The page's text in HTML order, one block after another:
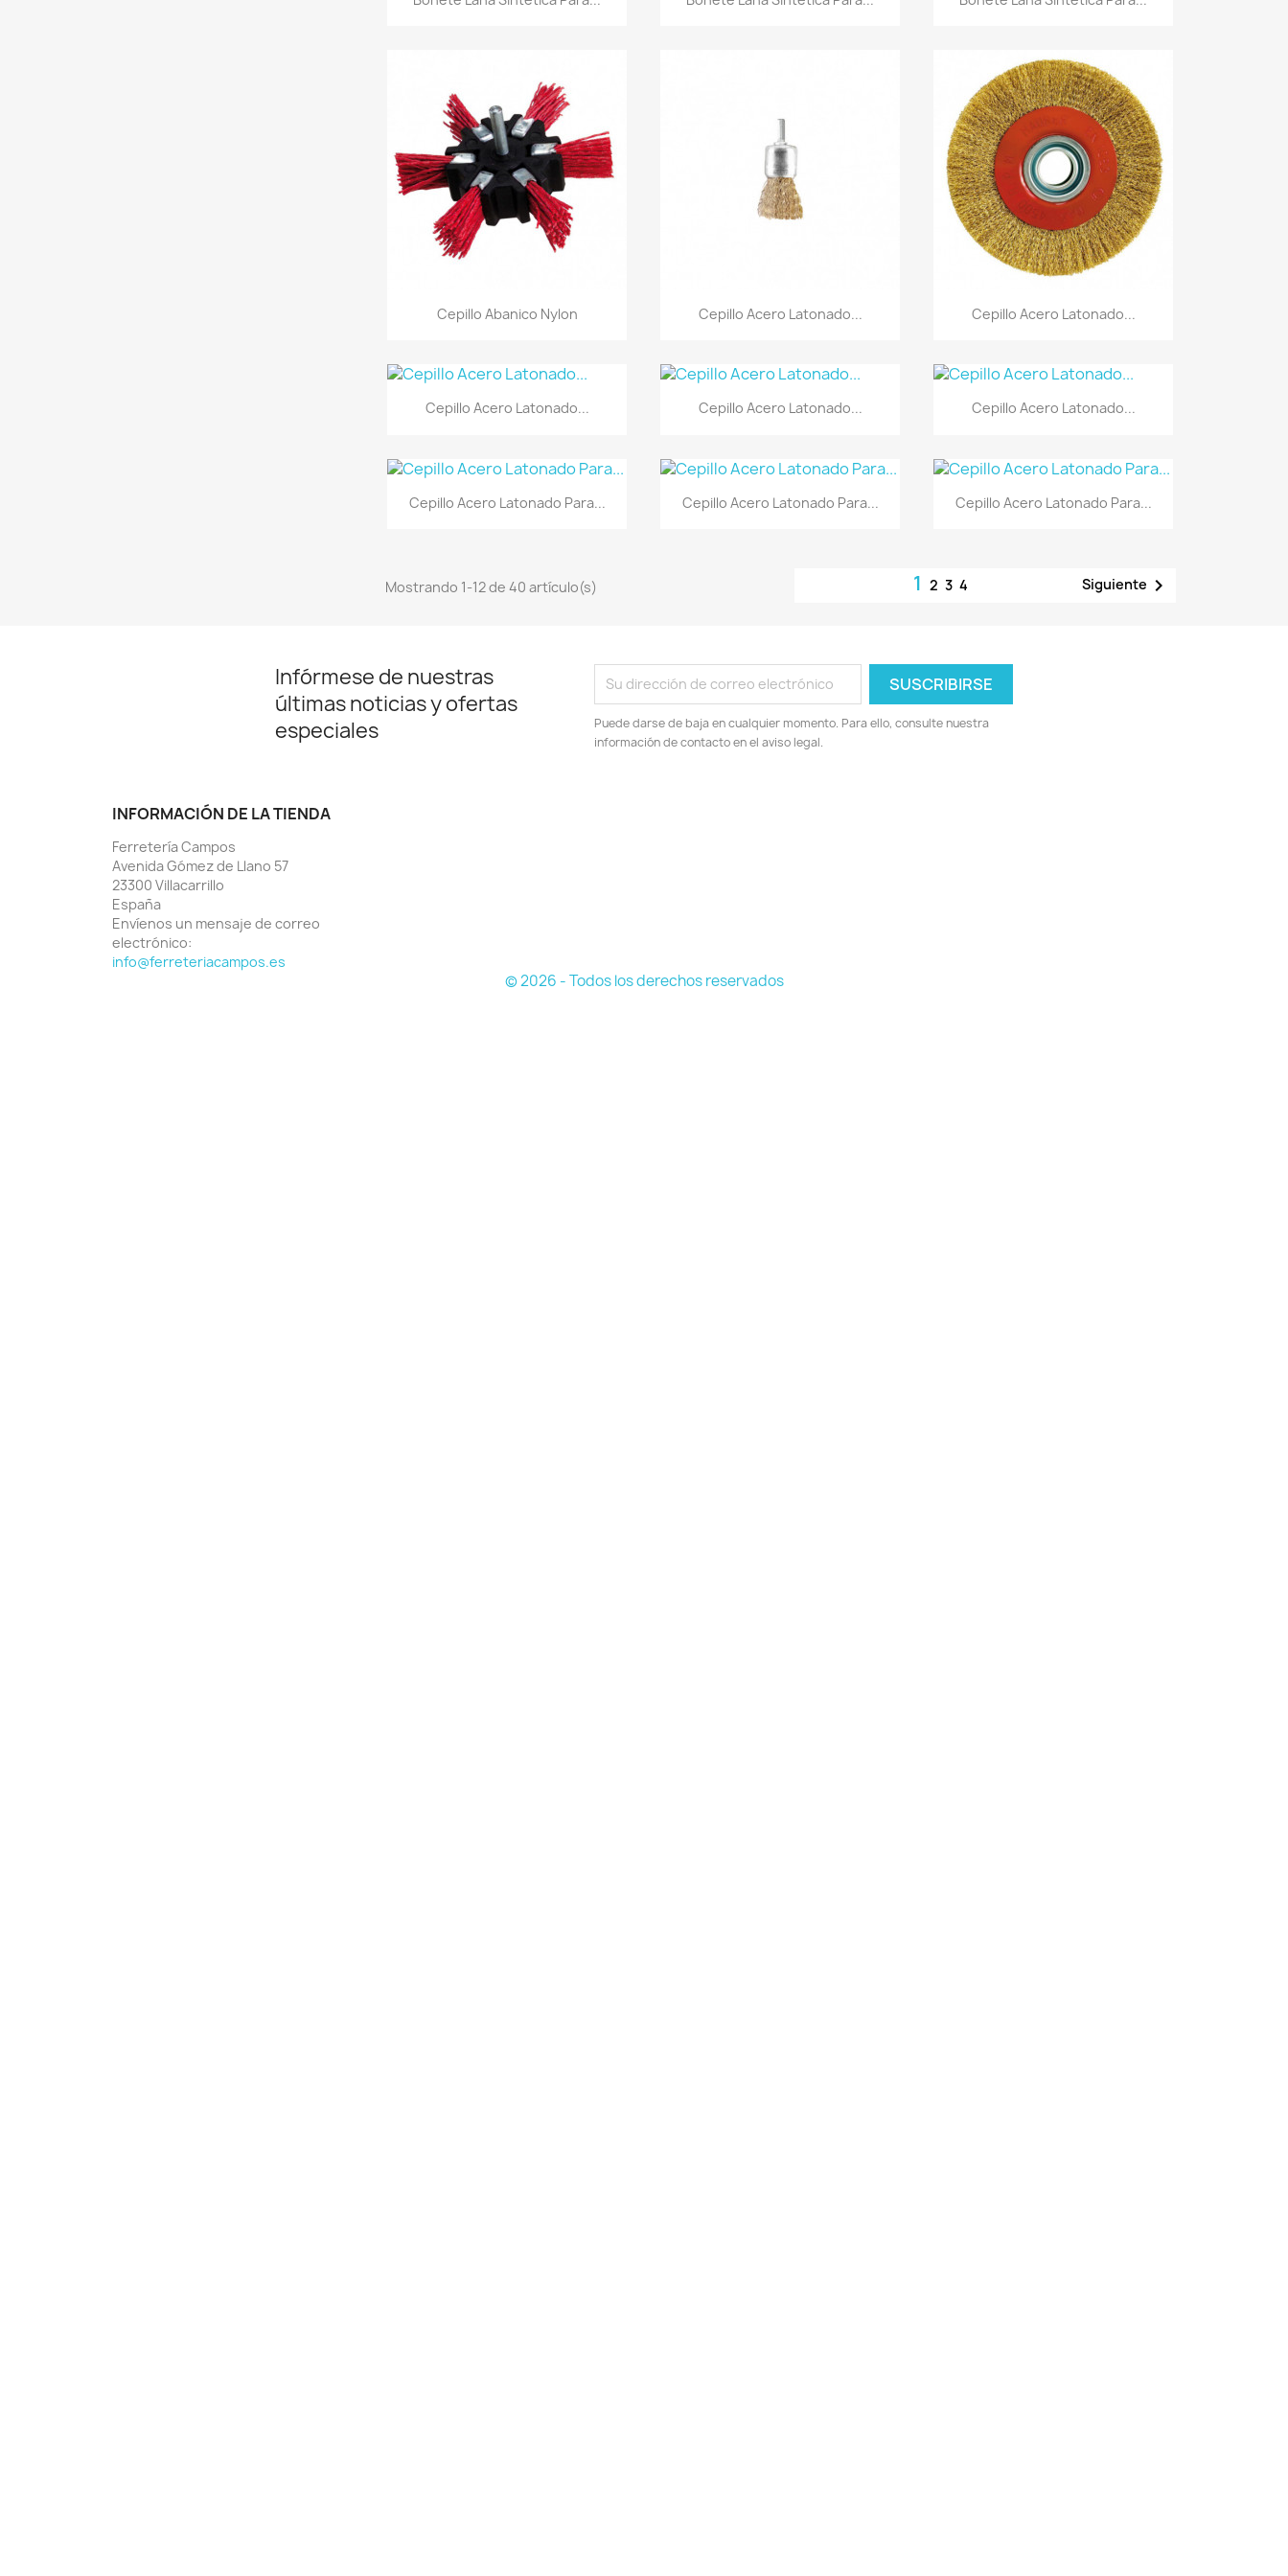
Vista rápida
Cepillo Abanico Nylon  Vista rápida
Cepillo Acero Latonado...  Vista rápida
Cepillo Acero Latonado...
 Vista rápida
Cepillo Acero Latonado...  Vista rápida
Cepillo Acero Latonado...  Vista rápida
Cepillo Acero Latonado...
Vista rápida
Cepillo Acero Latonado Para... Vista rápida
Cepillo Acero Latonado Para... Vista rápida
Cepillo Acero Latonado Para...
Mostrando 1-12 de 40 artículo(s) 1 2 3 4 Siguiente 
Infórmese de nuestras
últimas noticias y ofertas
especiales
Puede darse de baja en cualquier momento. Para ello, consulte nuestra
información de contacto en el aviso legal.
INFORMACIÓN DE LA TIENDA
Ferretería Campos
Avenida Gómez de Llano 57
23300 Villacarrillo
España
Envíenos un mensaje de correo
electrónico:
info@ferreteriacampos.es
© 2026 - Todos los derechos reservados